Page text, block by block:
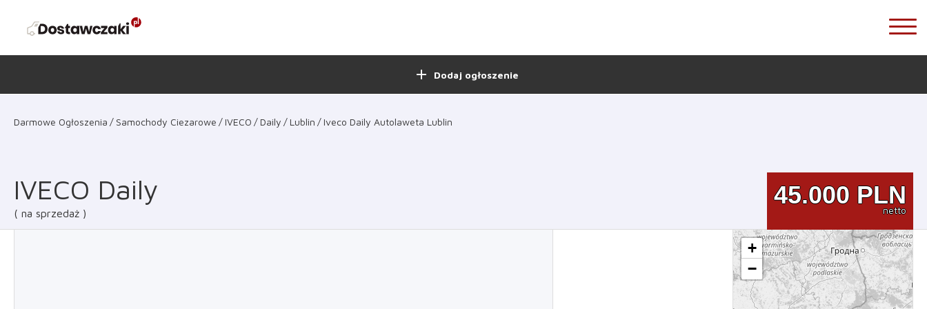
add Dodaj ogłoszenie
Darmowe Ogłoszenia Samochody Ciezarowe IVECO Daily Lublin Iveco Daily Autolaweta Lublin
IVECO Daily
na sprzedaż
45.000 PLN
netto
+
−